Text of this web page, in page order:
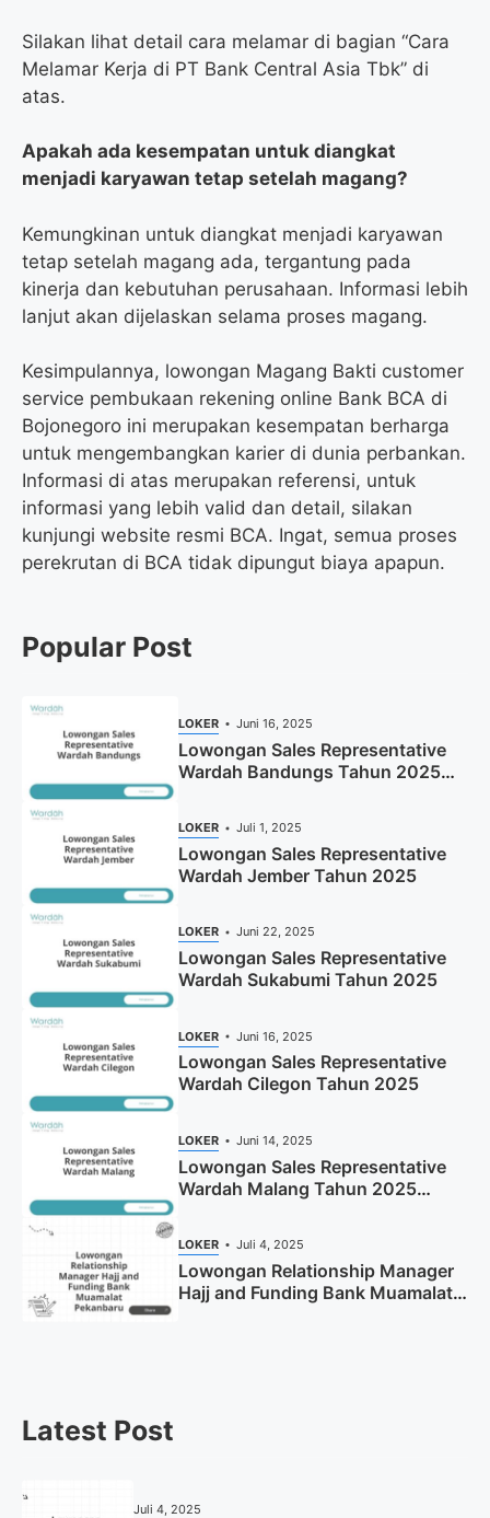
Silakan lihat detail cara melamar di bagian “Cara
Melamar Kerja di PT Bank Central Asia Tbk” di
atas.
Apakah ada kesempatan untuk diangkat
menjadi karyawan tetap setelah magang?
Kemungkinan untuk diangkat menjadi karyawan
tetap setelah magang ada, tergantung pada
kinerja dan kebutuhan perusahaan. Informasi lebih
lanjut akan dijelaskan selama proses magang.
Kesimpulannya, lowongan Magang Bakti customer
service pembukaan rekening online Bank BCA di
Bojonegoro ini merupakan kesempatan berharga
untuk mengembangkan karier di dunia perbankan.
Informasi di atas merupakan referensi, untuk
informasi yang lebih valid dan detail, silakan
kunjungi website resmi BCA. Ingat, semua proses
perekrutan di BCA tidak dipungut biaya apapun.
Popular Post
LOKER Juni 16, 2025
Lowongan Sales Representative
Wardah Bandungs Tahun 2025
LOKER Juli 1, 2025
Lowongan Sales Representative
Wardah Jember Tahun 2025
LOKER Juni 22, 2025
Lowongan Sales Representative
Wardah Sukabumi Tahun 2025
LOKER Juni 16, 2025
Lowongan Sales Representative
Wardah Cilegon Tahun 2025
LOKER Juni 14, 2025
Lowongan Sales Representative
Wardah Malang Tahun 2025
LOKER Juli 4, 2025
Lowongan Relationship Manager
Hajj and Funding Bank Muamalat
Latest Post
Juli 4, 2025